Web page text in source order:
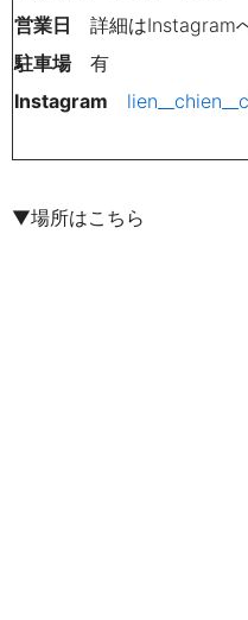
営業日 詳細はInstagram
駐車場有
Instagram
▼場所はこちら